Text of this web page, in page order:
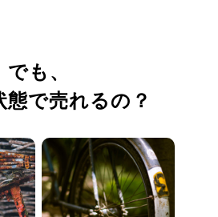
でも、
態で売れるの？